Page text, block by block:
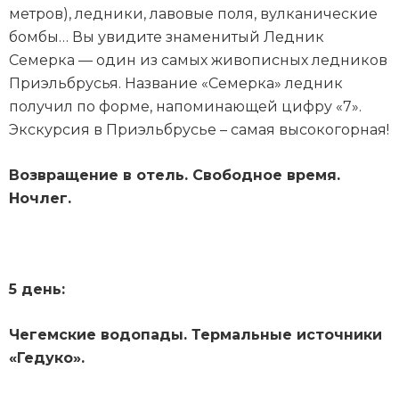
метров), ледники, лавовые поля, вулканические
бомбы… Вы увидите знаменитый Ледник
Семерка — один из самых живописных ледников
Приэльбрусья. Название «Семерка» ледник
получил по форме, напоминающей цифру «7».
Экскурсия в Приэльбрусье – самая высокогорная!
Возвращение в отель. Свободное время.
Ночлег.
5 день:
Чегемские водопады. Термальные источники
«Гедуко».